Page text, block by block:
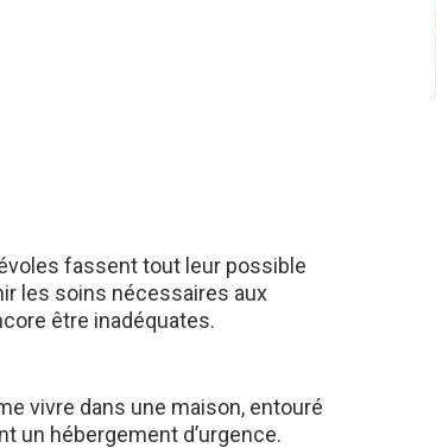
fassent tout leur possible
les soins nécessaires aux
être inadéquates.
vivre dans une maison, entouré
un hébergement d’urgence.